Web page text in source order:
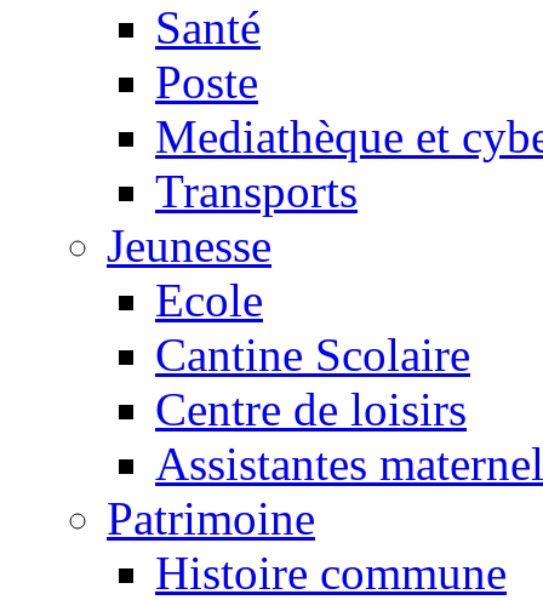
Santé
Poste
Mediathèque et
Transports
Jeunesse
Ecole
Cantine Scolaire
Centre de loisirs
Assistantes
Patrimoine
Histoire commune